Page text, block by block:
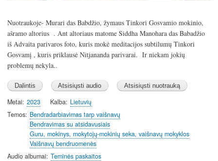
Nuotraukoje- Murari das Babdžio, žymaus Tinkori Gosvamio mokinio,
ašramo altorius . Ant altoriaus matome Siddha Manohara das Babadžio
iš Advaita parivaros foto, kuris mokė meditacijos subtilumų Tinkori
Gosvamį , kuris priklausė Nitjananda parivarai. Ir niekam jokių
problemų nekyla..
Metai 2023 Kalba Lietuvių
Temos Bendradarbiavimas tarp vaišnavų
Bendravimas su atsidavusiais
Guru, mokinys, mokytojų-mokinių seka, vaišnavų mokyklos
Vaišnavų bendruomenės
Audio albumai Teminės paskaitos